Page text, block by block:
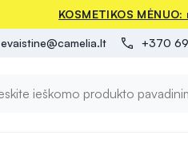
KOSMETIKOS
evaistine@camelia.lt +370